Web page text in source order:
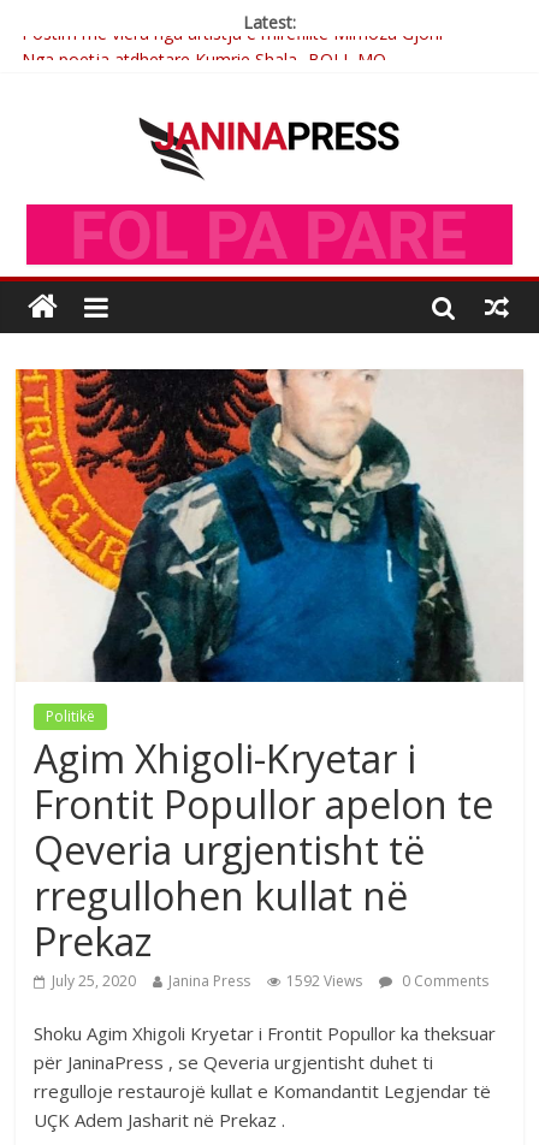
Latest:
Postim me vlera nga artistja e mirëfilltë Mimoza Gjoni
Nga poetja atdhetare Kumrie Shala -BOLL MO
Çlirimtari Mentor Mushkolaj nderohet me mirenjohje nga
Xhevdet Qeriqi Dega e invalidëve në Fushë Kosovë
Politikë
Agim Xhigoli-Kryetar i
Frontit Popullor apelon te
Qeveria urgjentisht të
rregullohen kullat në
Prekaz
July 25, 2020 Janina Press 1592 Views 0 Comments
Shoku Agim Xhigoli Kryetar i Frontit Popullor ka theksuar
për JaninaPress , se Qeveria urgjentisht duhet ti
rregulloje restaurojë kullat e Komandantit Legjendar të
UÇK Adem Jasharit në Prekaz .